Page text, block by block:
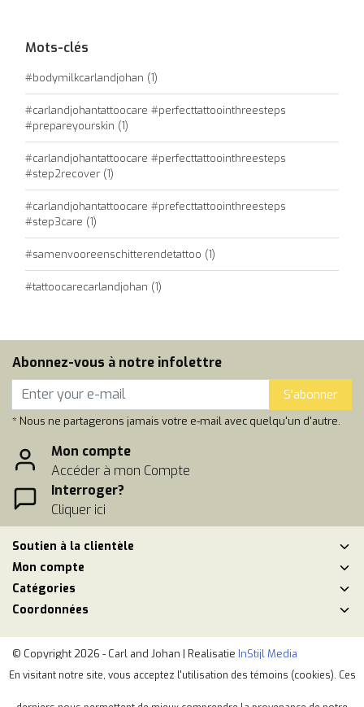
Mots-clés
#bodymilkcarlandjohan (1)
#carlandjohantattoocare #perfecttattoointhreesteps
#prepareyourskin (1)
#carlandjohantattoocare #perfecttattoointhreesteps
#step2recover (1)
#carlandjohantattoocare #prefecttattoointhreesteps
#step3care (1)
#samenvooreenschitterendetattoo (1)
#tattoocarecarlandjohan (1)
Abonnez-vous à notre infolettre
S'abonner
* Nous ne partagerons jamais votre e-mail avec quelqu'un d'autre.
Mon compte
Accéder à mon Compte
Interroger?
Cliquer ici
Soutien à la clientèle
Mon compte
Catégories
Coordonnées
© Copyright 2026 - Carl and Johan | Realisatie InStijl Media
Conditions générales de vente|Politique de respect de la vie privéé
En visitant notre site, vous acceptez l'utilisation des témoins (cookies). Ces